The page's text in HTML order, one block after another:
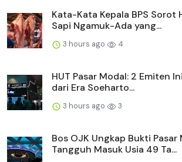
Kata-Kata Kepala BPS Sorot
Sapi Ngamuk-Ada yang...
3 hours ago 4
HUT Pasar Modal: 2 Emiten
dari Era Soeharto...
3 hours ago 3
Bos OJK Ungkap Bukti Pasar
Tangguh Masuk Usia 49 Ta...